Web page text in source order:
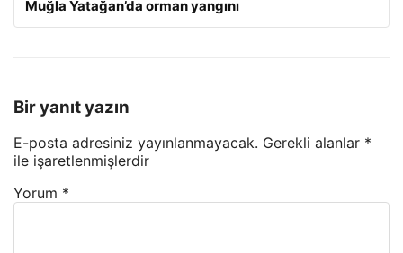
Muğla Yatağan’da orman yangını
Bir yanıt yazın
E-posta adresiniz yayınlanmayacak. Gerekli alanlar *
ile işaretlenmişlerdir
Yorum *